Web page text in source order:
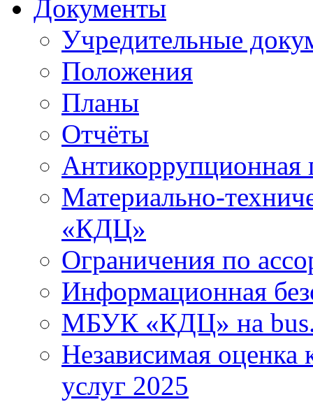
Документы
Учредительные
Положения
Планы
Отчёты
Антикоррупционная
Материально-
«КДЦ»
Ограничения по
Информационная
МБУК «КДЦ» на
Независимая оценка
услуг 2025